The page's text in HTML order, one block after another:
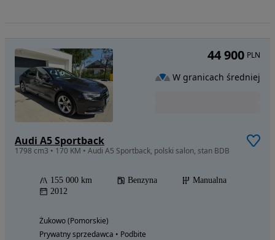
Audi A5 Sportback
1798 cm3 • 170 KM • Audi A5 Sportback, polski salon, stan BDB
155 000 km Benzyna
Manualna
2012
Żukowo (Pomorskie)
Prywatny sprzedawca • Podbite
44 900 PLN
W granicach średniej